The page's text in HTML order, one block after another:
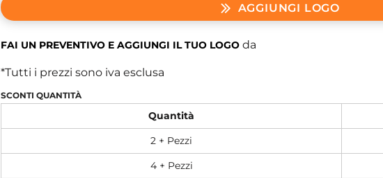
AGGIUNGI LOGO
FAI UN PREVENTIVO E AGGIUNGI IL TUO LOGO da
*Tutti i prezzi sono iva esclusa
SCONTI QUANTITÀ
Quantità
2 + Pezzi
4 + Pezzi